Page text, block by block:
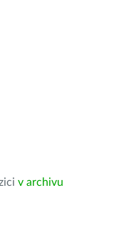
v archivu